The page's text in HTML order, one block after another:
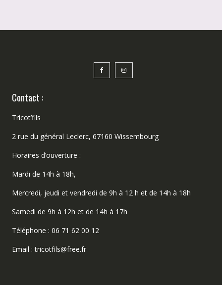
Contact :
Tricot’fils
2 rue du général Leclerc, 67160 Wissembourg
Horaires d’ouverture :
Mardi de 14h à 18h,
Mercredi, jeudi et vendredi de 9h à 12 h et de 14h à 18h
Samedi de 9h à 12h et de 14h à 17h
Téléphone : 06 71 62 00 12
Email : tricotfils@free.fr